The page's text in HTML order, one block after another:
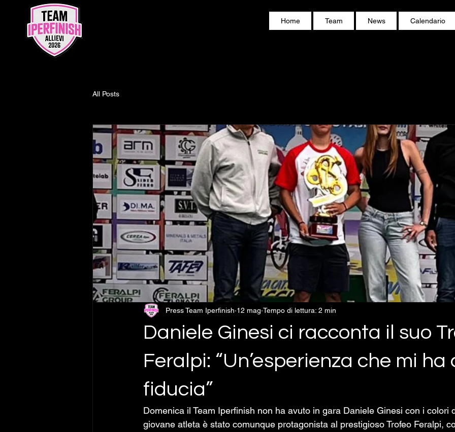
Home Team News Calendario
All Posts
Daniele Ginesi ci racconta il suo
Feralpi: “Un’esperienza che mi ha
fiducia”
Press Team Iperfinish 12 mag Tempo di lettura: 2 min
Domenica il Team Iperfinish non ha avuto in gara Daniele Ginesi con i colori
giovane atleta è stato comunque protagonista al prestigioso Trofeo Feralpi,